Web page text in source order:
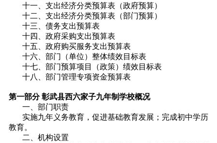
十一、支出经济分类预算表（政府预算）
十二、支出经济分类预算表（部门预算）
十三、债务支出预算表
十四、政府采购支出预算表
十五、政府购买服务支出预算表
十六、部门（单位）整体绩效目标表
十七、部门预算项目（政策）绩效目标表
十八、部门管理专项资金预算表
第一部分 彰武县西六家子九年制学校概况
一、部门职责
实施九年义务教育，促进基础教育发展；完成初中学历
教育。
二、机构设置